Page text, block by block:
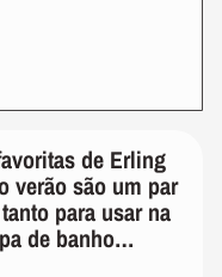
de Erling
verão são um par
para usar na
de banho